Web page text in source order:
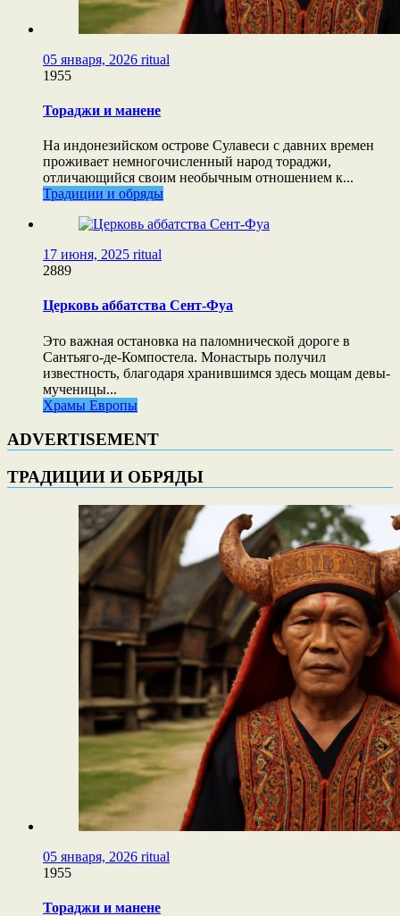
05 января, 2026 ritual
1955
Тораджи и манене
На индонезийском острове Сулавеси с давних времен
проживает немногочисленный народ тораджи,
отличающийся своим необычным отношением к...
Традиции и обряды
17 июня, 2025 ritual
2889
Церковь аббатства Сент-Фуа
Это важная остановка на паломнической дороге в
Сантьяго-де-Компостела. Монастырь получил
известность, благодаря хранившимся здесь мощам девы-
мученицы...
Храмы Европы
ADVERTISEMENT
ТРАДИЦИИ И ОБРЯДЫ
05 января, 2026 ritual
1955
Тораджи и манене